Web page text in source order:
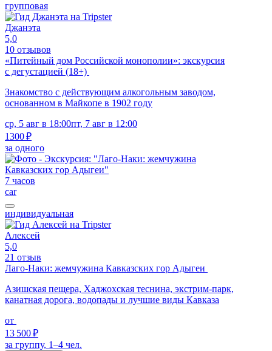
групповая
Джанэта
5,0
10 отзывов
«Питейный дом Российской монополии»: экскурсия
с дегустацией (18+)
Знакомство с действующим алкогольным заводом,
основанном в Майкопе в 1902 году
ср, 5 авг в 18:00пт, 7 авг в 12:00
1300 ₽
за одного
7 часов
car
индивидуальная
Алексей
5,0
21 отзыв
Лаго-Наки: жемчужина Кавказских гор Адыгеи
Азишская пещера, Хаджохская теснина, экстрим-парк,
канатная дорога, водопады и лучшие виды Кавказа
от
13 500 ₽
за группу, 1–4 чел.